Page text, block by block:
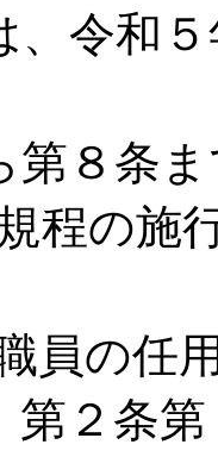
令和
８条
程の施
員の任
２条第